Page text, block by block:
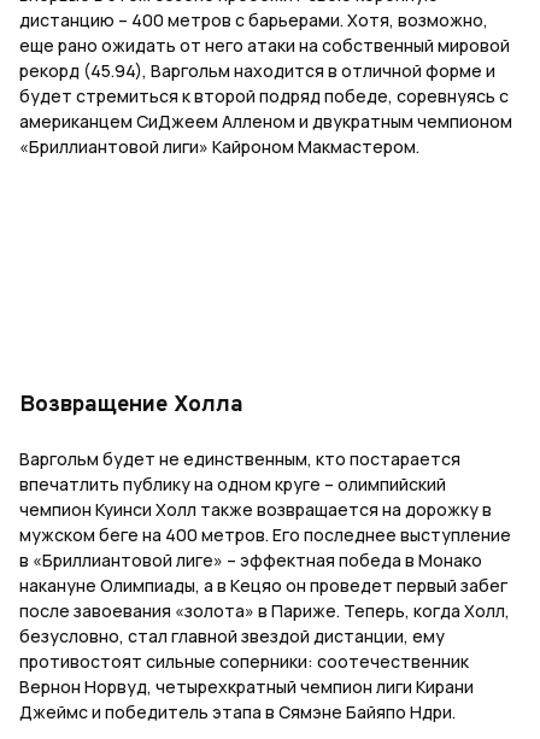
дистанцию – 400 метров с барьерами. Хотя, возможно,
еще рано ожидать от него атаки на собственный мировой
рекорд (45.94), Варгольм находится в отличной форме и
будет стремиться к второй подряд победе, соревнуясь с
американцем СиДжеем Алленом и двукратным чемпионом
«Бриллиантовой лиги» Кайроном Макмастером.
Возвращение Холла
Варгольм будет не единственным, кто постарается
впечатлить публику на одном круге – олимпийский
чемпион Куинси Холл также возвращается на дорожку в
мужском беге на 400 метров. Его последнее выступление
в «Бриллиантовой лиге» – эффектная победа в Монако
накануне Олимпиады, а в Кецяо он проведет первый забег
после завоевания «золота» в Париже. Теперь, когда Холл,
безусловно, стал главной звездой дистанции, ему
противостоят сильные соперники: соотечественник
Вернон Норвуд, четырехкратный чемпион лиги Кирани
Джеймс и победитель этапа в Сямэне Байяпо Ндри.